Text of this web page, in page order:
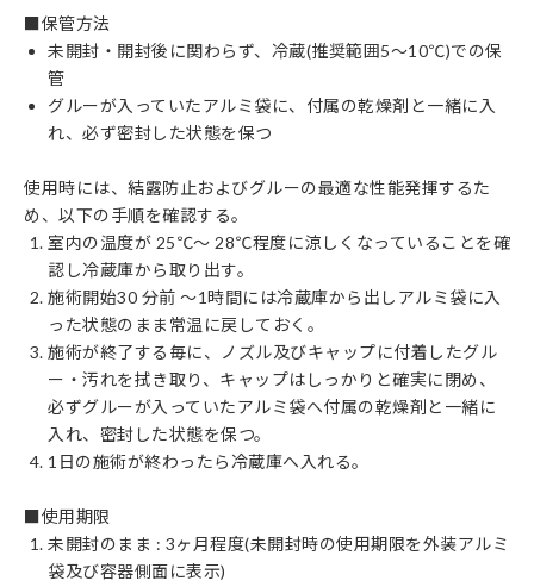
■保管方法
未開封・開封後に関わらず、冷蔵(推奨範囲5〜10℃)での保
管
グルーが入っていたアルミ袋に、付属の乾燥剤と一緒に入
れ、必ず密封した状態を保つ
使用時には、結露防止およびグルーの最適な性能発揮するた
め、以下の手順を確認する。
室内の温度が 25℃〜 28℃程度に涼しくなっていることを確
認し冷蔵庫から取り出す。
施術開始30 分前 〜1時間には冷蔵庫から出しアルミ袋に入
った状態のまま常温に戻しておく。
施術が終了する毎に、ノズル及びキャップに付着したグル
ー・汚れを拭き取り、キャップはしっかりと確実に閉め、
必ずグルーが入っていたアルミ袋へ付属の乾燥剤と一緒に
入れ、密封した状態を保つ。
1日の施術が終わったら冷蔵庫へ入れる。
■使用期限
未開封のまま : 3ヶ月程度(未開封時の使用期限を外装アルミ
袋及び容器側面に表示)